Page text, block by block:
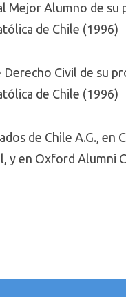
Mejor Alumno de
de Chile (1996)
Civil de su
de Chile (1996)
de Chile A.G., en
y en Oxford Alumni